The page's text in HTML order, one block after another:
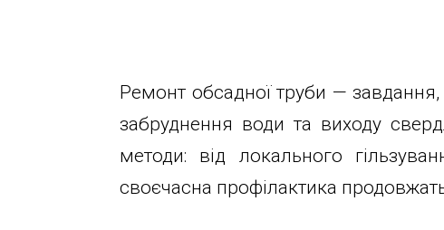
Ремонт обсадної труби —
забруднення води та виходу
методи: від локального
своєчасна профілактика